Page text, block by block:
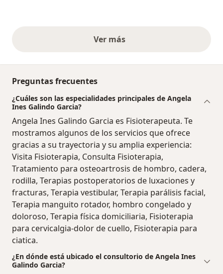
Ver másopiniones anteriores
Preguntas frecuentes
¿Cuáles son las especialidades principales de Angela
Ines Galindo Garcia?
Angela Ines Galindo Garcia es Fisioterapeuta. Te
mostramos algunos de los servicios que ofrece
gracias a su trayectoria y su amplia experiencia:
Visita Fisioterapia, Consulta Fisioterapia,
Tratamiento para osteoartrosis de hombro, cadera,
rodilla, Terapias postoperatorios de luxaciones y
fracturas, Terapia vestibular, Terapia parálisis facial,
Terapia manguito rotador, hombro congelado y
doloroso, Terapia física domiciliaria, Fisioterapia
para cervicalgia-dolor de cuello, Fisioterapia para
ciatica.
¿En dónde está ubicado el consultorio de Angela Ines
Galindo Garcia?